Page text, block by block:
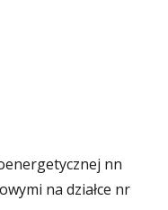
nn
na działce nr